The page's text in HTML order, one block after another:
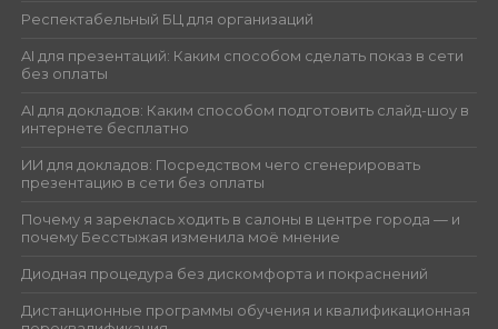
Респектабельный БЦ для организаций
AI для презентаций: Каким способом сделать показ в сети
без оплаты
AI для докладов: Каким способом подготовить слайд-шоу в
интернете бесплатно
ИИ для докладов: Посредством чего сгенерировать
презентацию в сети без оплаты
Почему я зареклась ходить в салоны в центре города — и
почему Бесстыжая изменила моё мнение
Диодная процедура без дискомфорта и покраснений
Дистанционные программы обучения и квалификационная